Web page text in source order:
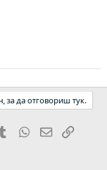
за да отговориш тук.
Tumblr WhatsApp
EmailLink